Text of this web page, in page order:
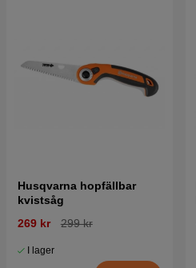
Husqvarna hopfällbar
kvistsåg
269 kr
299 kr
I lager